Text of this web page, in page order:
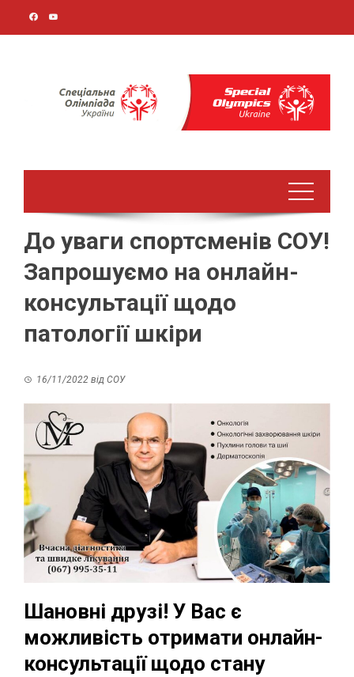
До уваги спортсменів СОУ!
Запрошуємо на онлайн-
консультації щодо
патології шкіри
16/11/2022 від СОУ
Шановні друзі! У Вас є
можливість отримати онлайн-
консультації щодо стану